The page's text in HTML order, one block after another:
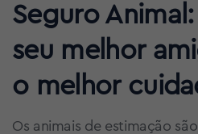
Seguro
seu melhor
o melhor
Os animais de estimação